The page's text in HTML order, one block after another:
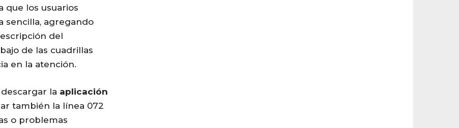
que los usuarios
sencilla, agregando
del
de las cuadrillas
en la atención.
la aplicación
también la línea 072
o problemas